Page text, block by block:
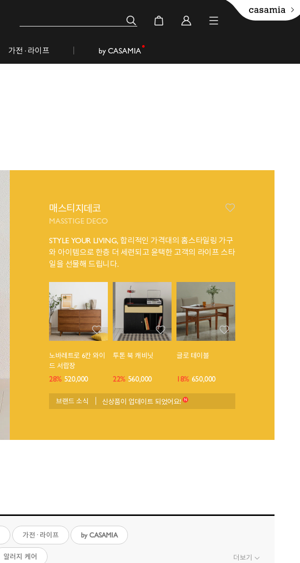
가전· 라이프 by CASAMIA
매스티지데코
MASSTIGE DECO
STYLE YOUR LIVING, 합리적인 가격대의 홈스타일링 가구
와 아이템으로 한층 더 세련되고 윤택한 고객의 라이프 스타
일을 선물해 드립니다.
노바레트로 6칸 와이
드 서랍장
28% 520,000
투톤 북 캐비닛
22% 560,000
글로 테이블
18% 650,000
브랜드 소식 신상품이 업데이트 되었어요!
가전· 라이프 by CASAMIA
알러지 케어 더보기